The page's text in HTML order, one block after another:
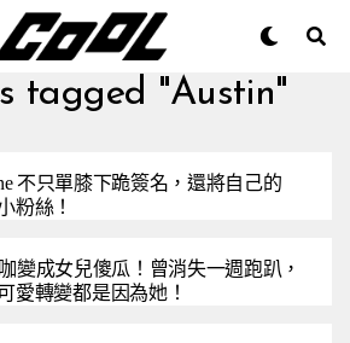
tagged "Austin"
不只單膝下跪簽名，還將自己的
粉絲！
變成女兒傻瓜！曾消失一週跑趴，
愛轉變都是因為她！